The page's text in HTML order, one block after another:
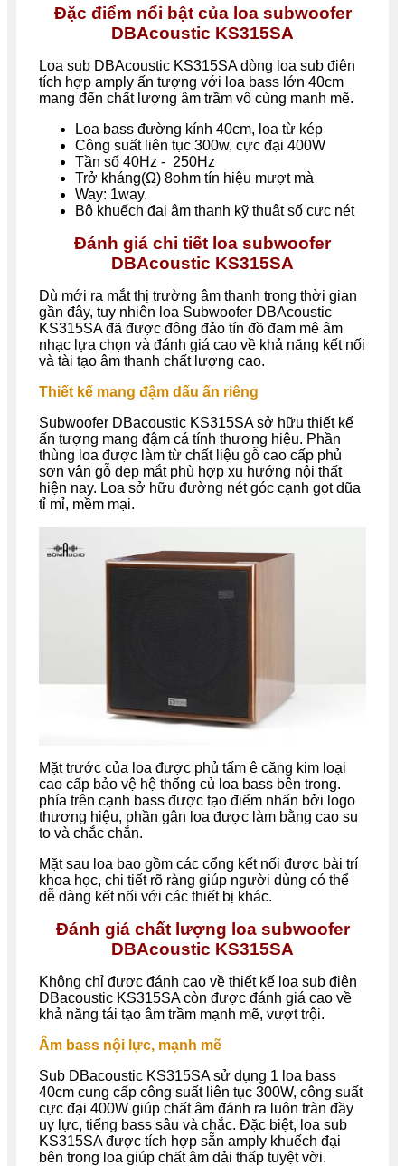
Đặc điểm nổi bật của loa subwoofer
DBAcoustic KS315SA
Loa sub DBAcoustic KS315SA dòng loa sub điện
tích hợp amply ấn tượng với loa bass lớn 40cm
mang đến chất lượng âm trầm vô cùng mạnh mẽ.
Loa bass đường kính 40cm, loa từ kép
Công suất liên tục 300w, cực đại 400W
Tần số 40Hz - 250Hz
Trở kháng(Ω) 8ohm tín hiệu mượt mà
Way: 1way.
Bộ khuếch đại âm thanh kỹ thuật số cực nét
Đánh giá chi tiết loa subwoofer
DBAcoustic KS315SA
Dù mới ra mắt thị trường âm thanh trong thời gian
gần đây, tuy nhiên loa Subwoofer DBAcoustic
KS315SA đã được đông đảo tín đồ đam mê âm
nhạc lựa chọn và đánh giá cao về khả năng kết nối
và tài tạo âm thanh chất lượng cao.
Thiết kế mang đậm dấu ấn riêng
Subwoofer DBacoustic KS315SA sở hữu thiết kế
ấn tượng mang đậm cá tính thương hiệu. Phần
thùng loa được làm từ chất liệu gỗ cao cấp phủ
sơn vân gỗ đẹp mắt phù hợp xu hướng nội thất
hiện nay. Loa sở hữu đường nét góc cạnh gọt dũa
tỉ mỉ, mềm mại.
Mặt trước của loa được phủ tấm ê căng kim loại
cao cấp bảo vệ hệ thống củ loa bass bên trong.
phía trên cạnh bass được tạo điểm nhấn bởi logo
thương hiệu, phần gân loa được làm bằng cao su
to và chắc chắn.
Mặt sau loa bao gồm các cổng kết nối được bài trí
khoa học, chi tiết rõ ràng giúp người dùng có thể
dễ dàng kết nối với các thiết bị khác.
Đánh giá chất lượng loa subwoofer
DBAcoustic KS315SA
Không chỉ được đánh cao về thiết kế loa sub điện
DBacoustic KS315SA còn được đánh giá cao về
khả năng tái tạo âm trầm mạnh mẽ, vượt trội.
Âm bass nội lực, mạnh mẽ
Sub DBacoustic KS315SA sử dụng 1 loa bass
40cm cung cấp công suất liên tục 300W, công suất
cực đại 400W giúp chất âm đánh ra luôn tràn đầy
uy lực, tiếng bass sâu và chắc. Đặc biệt, loa sub
KS315SA được tích hợp sẵn amply khuếch đại
bên trong loa giúp chất âm dải thấp tuyệt vời.